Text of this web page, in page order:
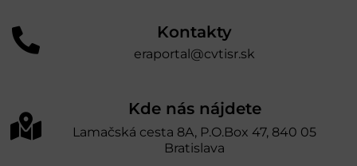
Kontakty
eraportal@cvtisr.sk
Kde nás nájdete
Lamačská cesta 8A, P.O.Box 47, 840 05
Bratislava